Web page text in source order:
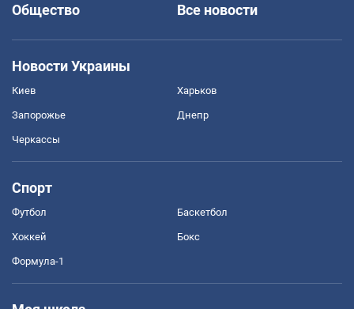
Общество
Все новости
Новости Украины
Киев Харьков
Запорожье Днепр
Черкассы
Спорт
Футбол Баскетбол
Хоккей Бокс
Формула-1